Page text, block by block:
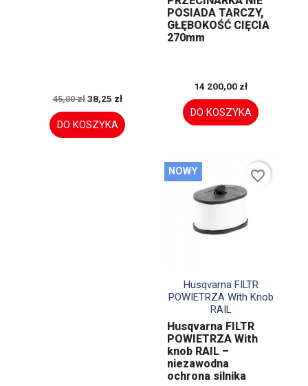
45,00 zł 38,25 zł
DO KOSZYKA
POSIADA TARCZY,
GŁĘBOKOŚĆ CIĘCIA
270mm
14 200,00 zł
DO KOSZYKA
Szybki podgląd
Husqvarna FILTR
POWIETRZA With Knob
RAIL
Husqvarna FILTR
POWIETRZA With
knob RAIL –
niezawodna
ochrona silnika
NOWY favorite_border